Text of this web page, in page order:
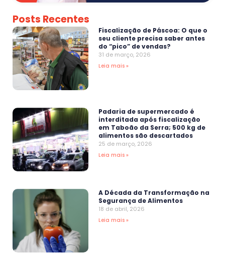
Posts Recentes
Fiscalização de Páscoa: O que o
seu cliente precisa saber antes
do “pico” de vendas?
31 de março, 2026
Leia mais »
Padaria de supermercado é
interditada após fiscalização
em Taboão da Serra; 500 kg de
alimentos são descartados
25 de março, 2026
Leia mais »
A Década da Transformação na
Segurança de Alimentos
18 de abril, 2026
Leia mais »